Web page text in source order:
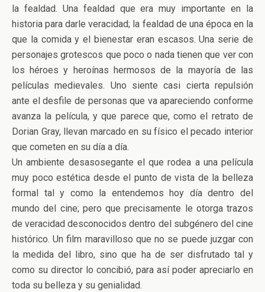
la fealdad. Una fealdad que era muy importante en la
historia para darle veracidad; la fealdad de una época en la
que la comida y el bienestar eran escasos. Una serie de
personajes grotescos que poco o nada tienen que ver con
los héroes y heroínas hermosos de la mayoría de las
películas medievales. Uno siente casi cierta repulsión
ante el desfile de personas que va apareciendo conforme
avanza la película, y que parece que, como el retrato de
Dorian Gray, llevan marcado en su físico el pecado interior
que cometen en su día a día.
Un ambiente desasosegante el que rodea a una película
muy poco estética desde el punto de vista de la belleza
formal tal y como la entendemos hoy día dentro del
mundo del cine; pero que precisamente le otorga trazos
de veracidad desconocidos dentro del subgénero del cine
histórico. Un film maravilloso que no se puede juzgar con
la medida del libro, sino que ha de ser disfrutado tal y
como su director lo concibió, para así poder apreciarlo en
toda su belleza y su genialidad.